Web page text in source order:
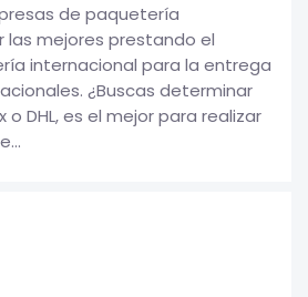
de paquetería
las mejores prestando el
internacional para la entrega
¿Buscas determinar
o DHL, es el mejor para realizar